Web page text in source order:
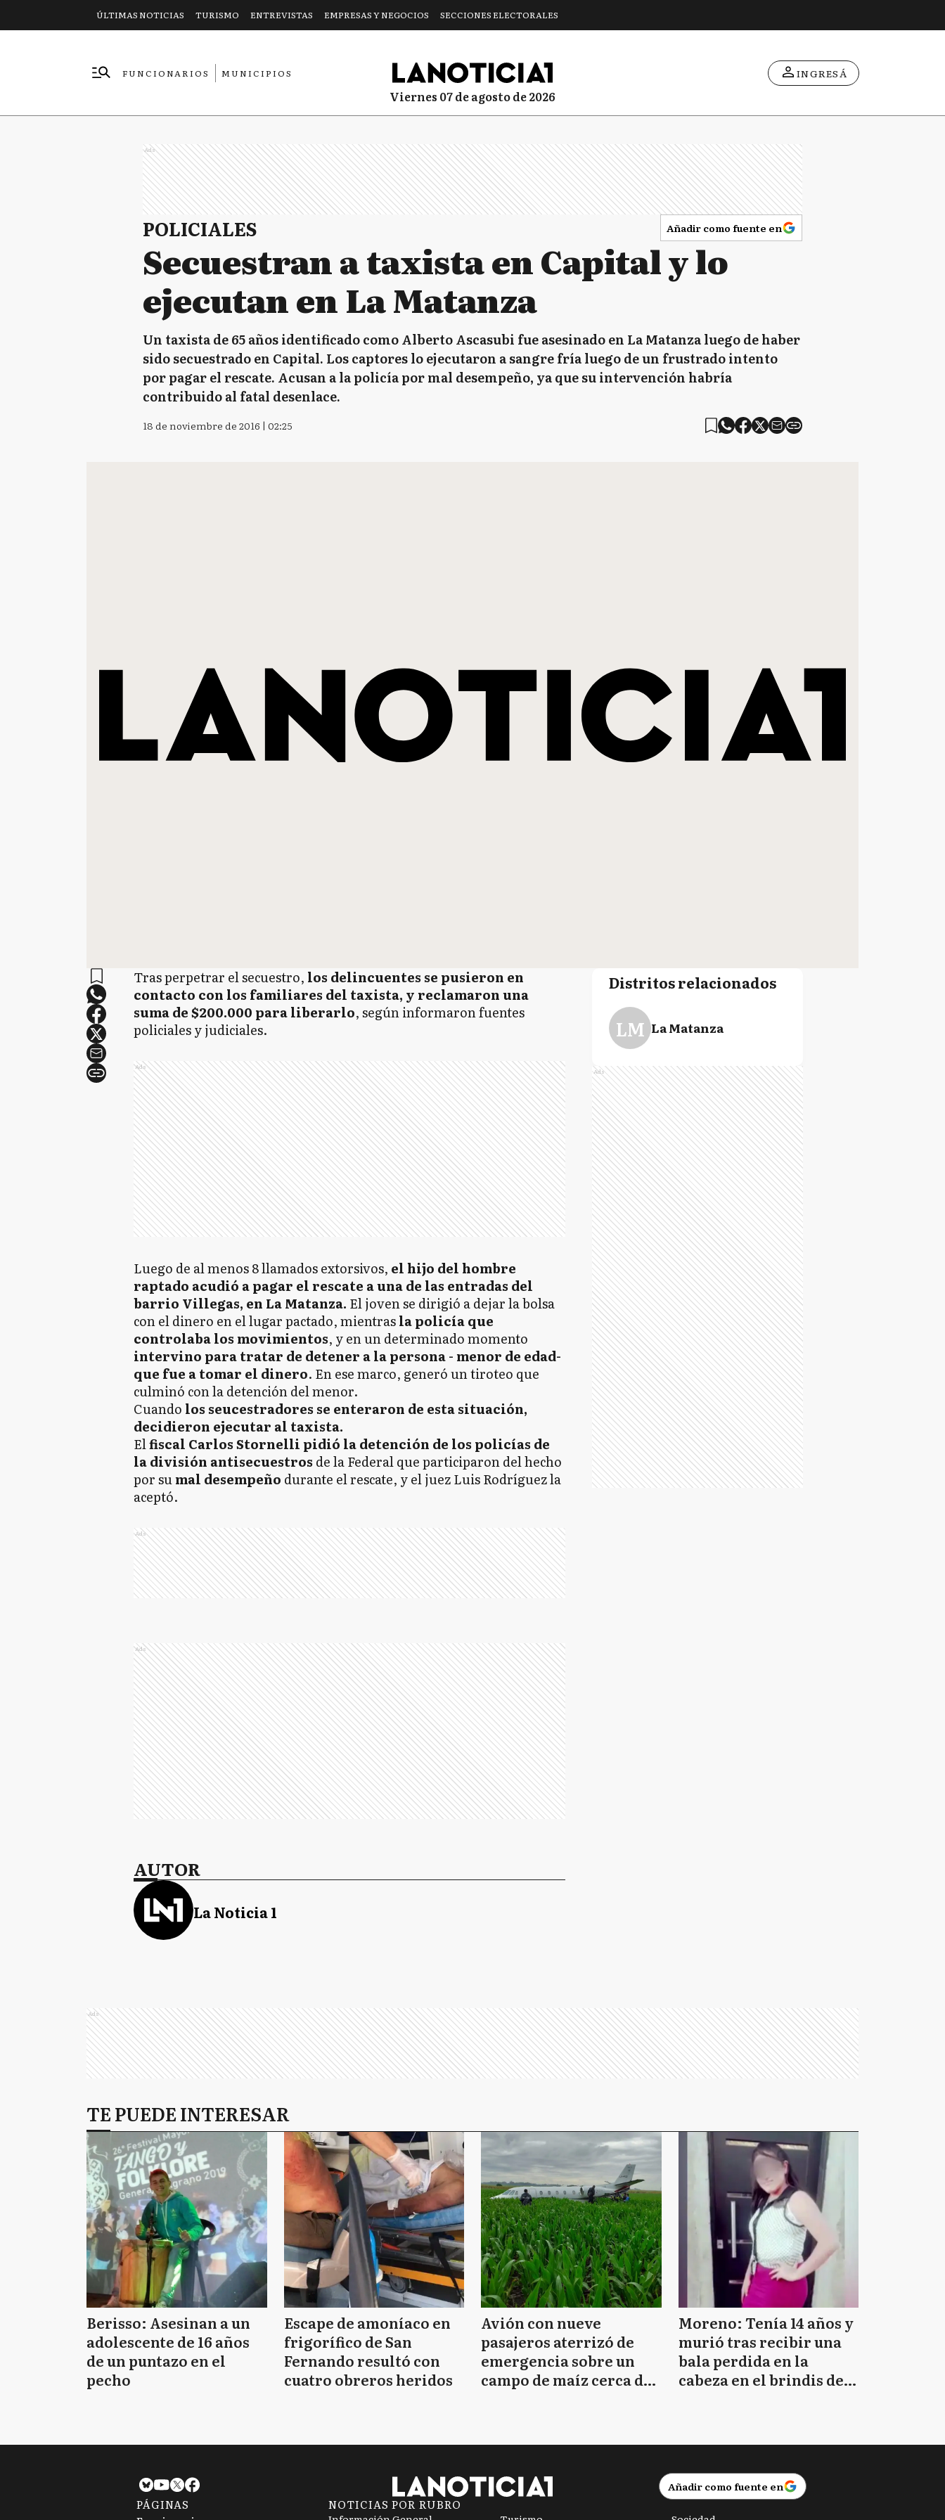
ÚLTIMAS NOTICIAS TURISMO ENTREVISTAS EMPRESAS Y NEGOCIOS SECCIONES ELECTORALES
FUNCIONARIOS
MUNICIPIOS
viernes 07 de agosto de 2026
INGRESÁ
Ads
POLICIALES Añadir como fuente en
Secuestran a taxista en Capital y lo
ejecutan en La Matanza
Un taxista de 65 años identificado como Alberto Ascasubi fue asesinado en La Matanza luego de haber
sido secuestrado en Capital. Los captores lo ejecutaron a sangre fría luego de un frustrado intento
por pagar el rescate. Acusan a la policía por mal desempeño, ya que su intervención habría
contribuido al fatal desenlace.
18 de noviembre de 2016 | 02:25
Tras perpetrar el secuestro, los delincuentes se pusieron en
contacto con los familiares del taxista, y reclamaron una
suma de $200.000 para liberarlo, según informaron fuentes
policiales y judiciales.
Ads
Luego de al menos 8 llamados extorsivos, el hijo del hombre
raptado acudió a pagar el rescate a una de las entradas del
barrio Villegas, en La Matanza. El joven se dirigió a dejar la bolsa
con el dinero en el lugar pactado, mientrasla policía que
controlaba los movimientos, y en un determinado momento
intervino para tratar de detener a la persona - menor de edad-
que fue a tomar el dinero. En ese marco, generó un tiroteo que
culminó con la detención del menor.
Cuando los seucestradores se enteraron de esta situación,
decidieron ejecutar al taxista.
Elfiscal Carlos Stornelli pidió la detención de los policías de
la división antisecuestros de la Federal que participaron del hecho
por sumal desempeño durante el rescate, y el juez Luis Rodríguez la
aceptó.
Ads
Ads
AUTOR
La Noticia 1
Distritos relacionados
LM La Matanza
Ads
Ads
TE PUEDE INTERESAR
Berisso: Asesinan a un
adolescente de 16 años
de un puntazo en el
pecho
Escape de amoníaco en
frigorífico de San
Fernando resultó con
cuatro obreros heridos
Avión con nueve
pasajeros aterrizó de
emergencia sobre un
campo de maíz cerca de
Moreno: Tenía 14 años y
murió tras recibir una
bala perdida en la
cabeza en el brindis de
Añadir como fuente en
PÁGINAS
NOTICIAS POR RUBRO